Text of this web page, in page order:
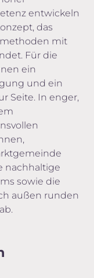
entwickeln
das
mit
Für die
ein
und ein
Seite. In enger,
nachhaltige
sowie die
außen runden